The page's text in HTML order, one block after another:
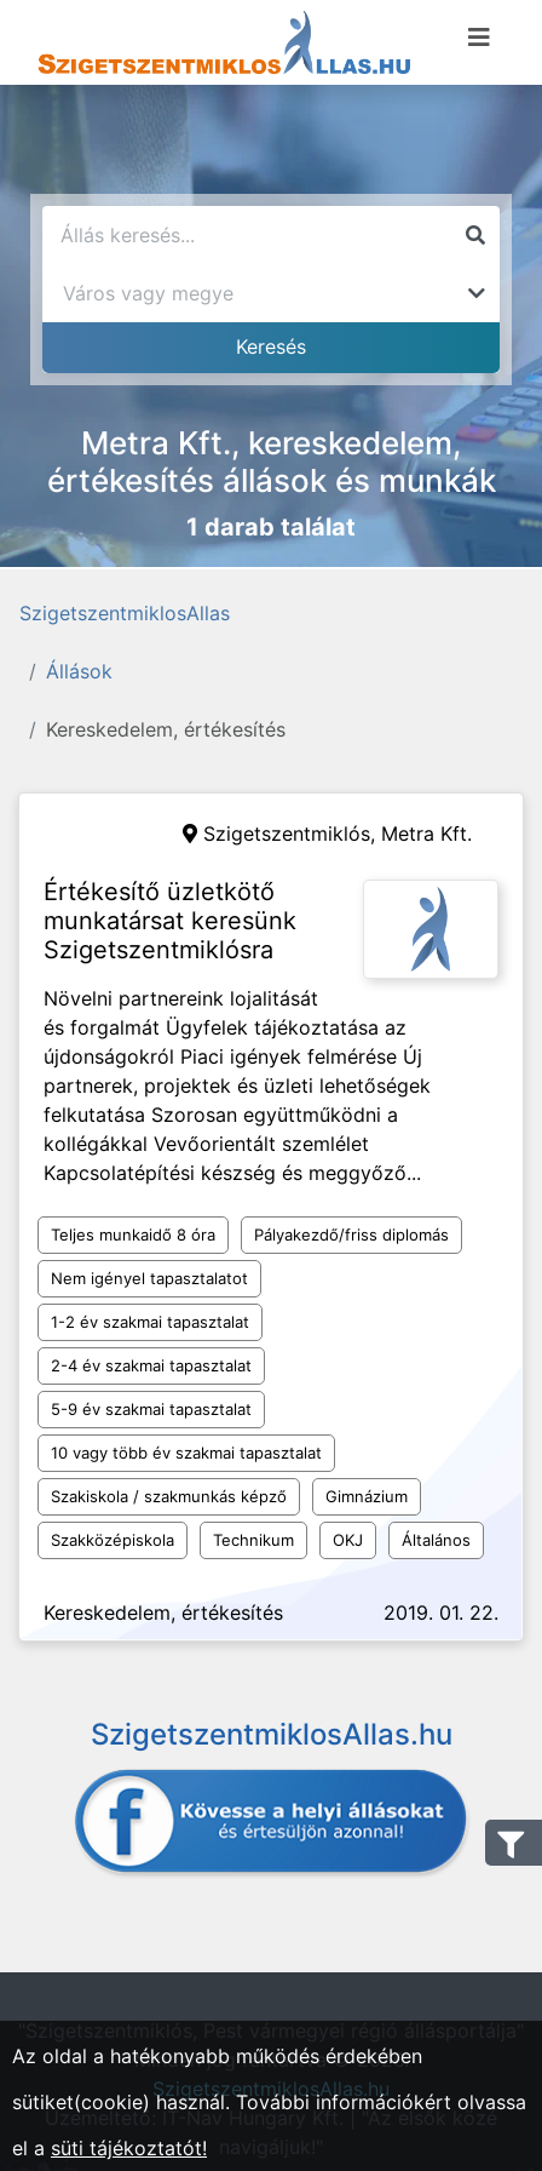
Metra Kft., kereskedelem,
értékesítés állások és munkák
1 darab találat
SzigetszentmiklosAllas
Állások
Kereskedelem, értékesítés
Szigetszentmiklós, Metra Kft.
Értékesítő üzletkötő
munkatársat keresünk
Szigetszentmiklósra
Növelni partnereink lojalitását
és forgalmát Ügyfelek tájékoztatása az
újdonságokról Piaci igények felmérése Új
partnerek, projektek és üzleti lehetőségek
felkutatása Szorosan együttműködni a
kollégákkal Vevőorientált szemlélet
Kapcsolatépítési készség és meggyőző...
Teljes munkaidő 8 óra Pályakezdő/friss diplomás
Nem igényel tapasztalatot
1-2 év szakmai tapasztalat
2-4 év szakmai tapasztalat
5-9 év szakmai tapasztalat
10 vagy több év szakmai tapasztalat
Szakiskola / szakmunkás képző Gimnázium
Szakközépiskola Technikum OKJ Általános
Kereskedelem, értékesítés 2019. 01. 22.
SzigetszentmiklosAllas.hu
Minden jog fentartva © 2026.
SzigetszentmiklosAllas.hu
Üzemeltető: IT-Nav Hungary Kft. | "Az elsők közé
Az oldal a hatékonyabb működés érdekében
sütiket(cookie) használ. További információkért olvassa
el a süti tájékoztatót!